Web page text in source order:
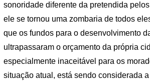
sonoridade diferente da pretendida
ele se tornou uma zombaria de todos
que os fundos para o desenvolvimento
ultrapassaram o orçamento da própria
especialmente inaceitável para os
situação atual, está sendo considerada